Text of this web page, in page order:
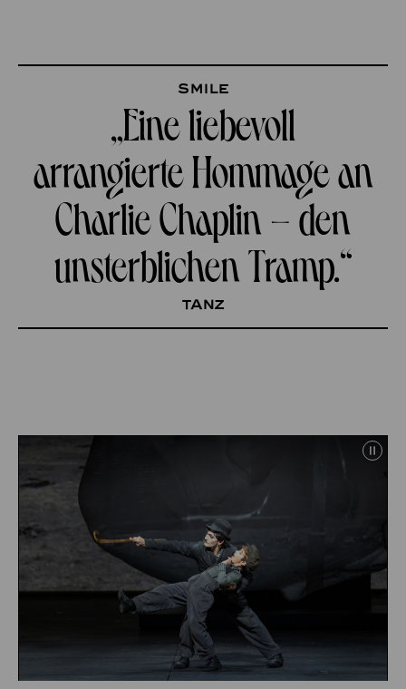
Smile
„Eine liebevoll
arrangierte Hommage an
Charlie Chaplin – den
unsterblichen Tramp.“
tanz